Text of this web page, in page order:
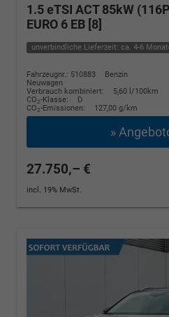
1.5 eTSI ACT 85kW
EURO 6 EB [8]
unverbindliche Lieferzeit: ca. 4-6
Fahrzeugnr.: 510883
Benzin
Neuwagen
Verbrauch kombiniert:
5,60 l/100km
CO2-Klasse:
D
CO2-Emissionen: 127,00 g/km
»
27.750,– €
incl. 19% MwSt.